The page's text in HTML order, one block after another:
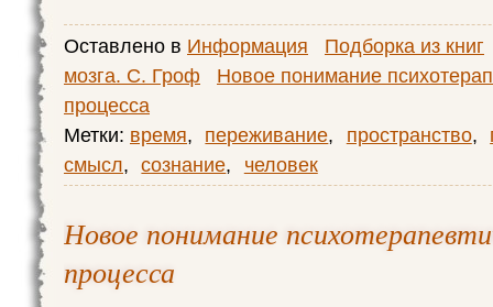
Оставлено в Информация
Подборка из книг
мозга. С. Гроф
Новое понимание
процесса
Метки: время, переживание, пространство,
смысл, сознание, человек
Новое понимание
процесса